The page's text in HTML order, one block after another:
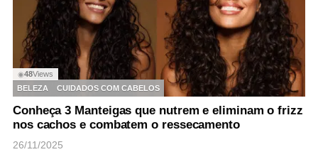
◉48Views
BELEZA
CUIDADOS COM CABELOS
Conheça 3 Manteigas que nutrem e eliminam o frizz
nos cachos e combatem o ressecamento
26/11/2025